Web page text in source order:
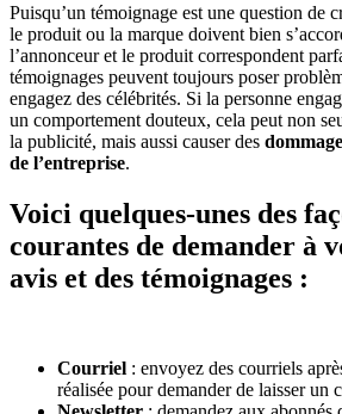
Puisqu’un témoignage est une question de
le produit ou la marque doivent bien
l’annonceur et le produit correspondent
témoignages peuvent toujours poser
engagez des célébrités. Si la personne
un comportement douteux, cela peut non
la publicité, mais aussi causer des
de l’entreprise.
Voici quelques-unes des
courantes de demander à
avis et des témoignages :
Courriel : envoyez des courriels
réalisée pour demander de laisser un